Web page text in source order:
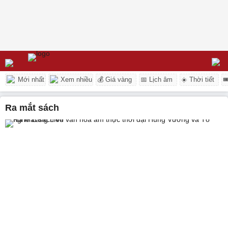
Mới nhất Xem nhiều 💰 Giá vàng 📅 Lịch âm ☀️ Thời tiết
ra mắt sách